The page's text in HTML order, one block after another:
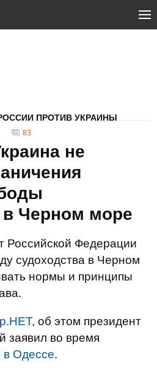
ПРОТИВ УКРАИНЫ
83
не
в Черном море
Российской Федерации
судоходства в Черном
нормы и принципы
, об этом президент
заявил во время
в Одессе.